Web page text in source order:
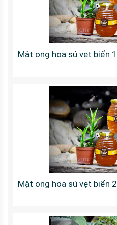
Mật ong hoa sú vẹt biển 1
Mật ong hoa sú vẹt biển 2